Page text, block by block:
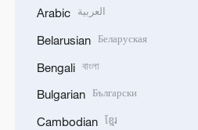
Arabic العربية
Belarusian Беларуская
Bengali বাংলা
Bulgarian Български
Cambodian ខ្មែរ